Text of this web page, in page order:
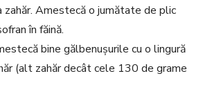
Amestecă o jumătate de plic
în făină.
bine gălbenușurile cu o lingură
(alt zahăr decât cele 130 de grame